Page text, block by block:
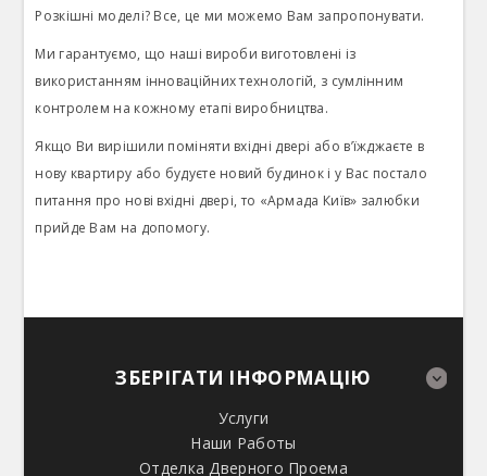
Розкішні моделі? Все, це ми можемо Вам запропонувати.
Ми гарантуємо, що наші вироби виготовлені із
використанням інноваційних технологій, з сумлінним
контролем на кожному етапі виробництва.
Якщо Ви вирішили поміняти вхідні двері або в’їжджаєте в
нову квартиру або будуєте новий будинок і у Вас постало
питання про нові вхідні двері, то «Армада Київ» залюбки
прийде Вам на допомогу.
ЗБЕРІГАТИ ІНФОРМАЦІЮ
Услуги
Наши Работы
Отделка Дверного Проема